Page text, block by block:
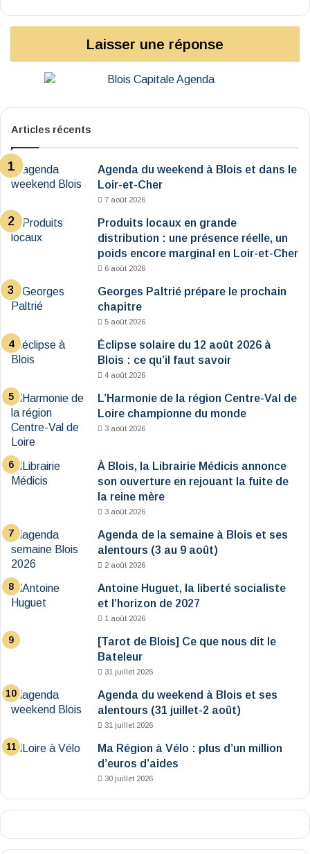
Laisser une réponse
Articles récents
Agenda du weekend à Blois et dans le
Loir-et-Cher
7 août 2026
Produits locaux en grande
distribution : une présence réelle, un
poids encore marginal en Loir-et-Cher
6 août 2026
Georges Paltrié prépare le prochain
chapitre
5 août 2026
Éclipse solaire du 12 août 2026 à
Blois : ce qu’il faut savoir
4 août 2026
L’Harmonie de la région Centre-Val de
Loire championne du monde
3 août 2026
À Blois, la Librairie Médicis annonce
son ouverture en rejouant la fuite de
la reine mère
3 août 2026
Agenda de la semaine à Blois et ses
alentours (3 au 9 août)
2 août 2026
Antoine Huguet, la liberté socialiste
et l’horizon de 2027
1 août 2026
[Tarot de Blois] Ce que nous dit le
Bateleur
31 juillet 2026
Agenda du weekend à Blois et ses
alentours (31 juillet-2 août)
31 juillet 2026
Ma Région à Vélo : plus d’un million
d’euros d’aides
30 juillet 2026